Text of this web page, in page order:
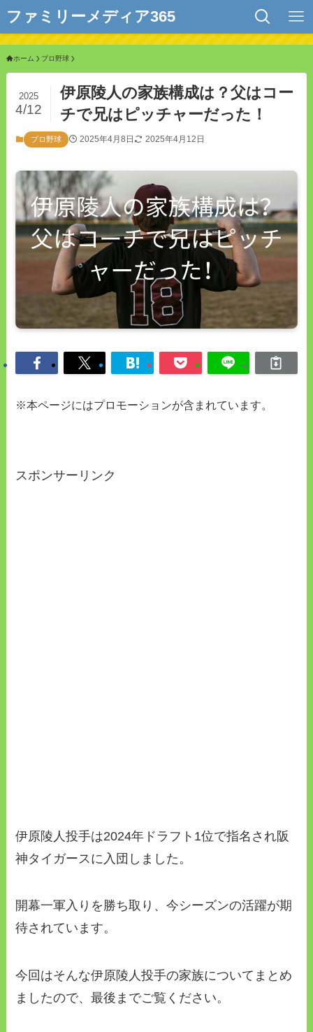
ファミリーメディア365
ホーム プロ野球
伊原陵人の家族構成は？父はコー
チで兄はピッチャーだった！
2025
4/12
プロ野球 2025年4月8日 2025年4月12日
※本ページにはプロモーションが含まれています。
スポンサーリンク
伊原陵人投手は2024年ドラフト1位で指名され阪
神タイガースに入団しました。
開幕一軍入りを勝ち取り、今シーズンの活躍が期
待されています。
今回はそんな伊原陵人投手の家族についてまとめ
ましたので、最後までご覧ください。